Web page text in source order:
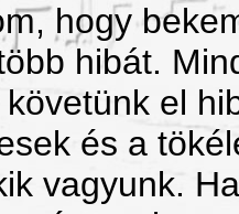
hogy
hibát.
el
és a
vagyunk.